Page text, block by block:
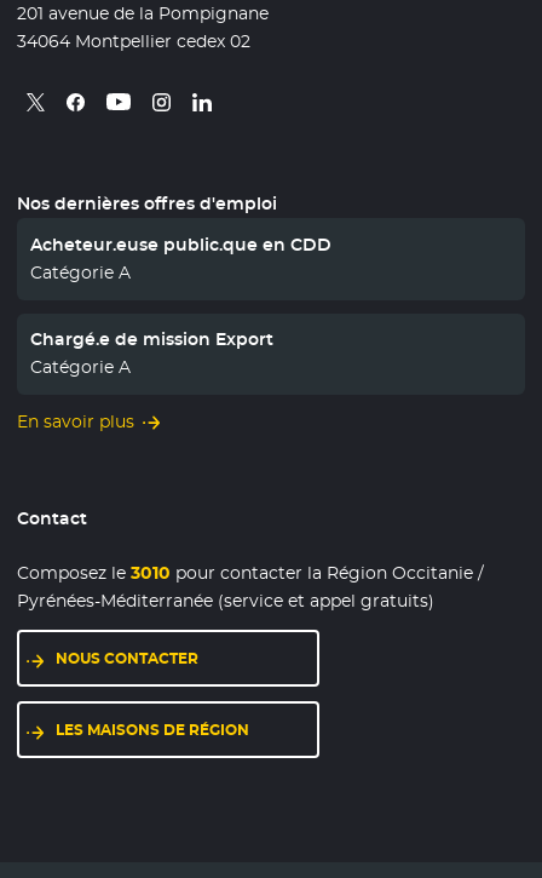
201 avenue de la Pompignane
34064 Montpellier cedex 02
Retrouvez nous sur X
- Nouvelle fenêtre
Retrouvez nous sur Facebook
- Nouvelle fenêtre
Retrouvez nous sur Youtube
- Nouvelle fenêtre
Retrouvez nous sur Instagram
- Nouvelle fenêtre
Retrouvez nous sur Linkedin
- Nouvelle fenêtre
Nos dernières offres d'emploi
Acheteur.euse public.que en CDD
Catégorie A
Chargé.e de mission Export
Catégorie A
En savoir plus
Contact
Composez le3010 pour contacter la Région Occitanie /
Pyrénées-Méditerranée (service et appel gratuits)
NOUS CONTACTER
LES MAISONS DE RÉGION